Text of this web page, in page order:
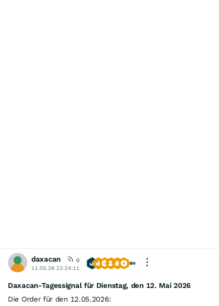
daxacan
0
11.05.26 22:24:11
Daxacan-Tagessignal für Dienstag, den 12. Mai 2026
Die Order für den 12.05.2026: